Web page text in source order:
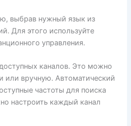
выбрав нужный язык из
Для этого используйте
управления.
каналов. Это можно
или вручную. Автоматический
частоты для поиска
настроить каждый канал